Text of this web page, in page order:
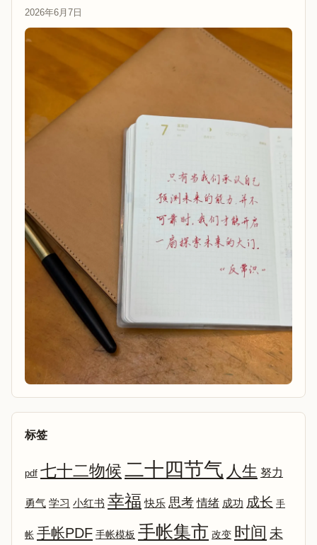
2026年6月7日
标签
pdf 七十二物候二十四节气 人生 努力
勇气 学习 小红书 幸福 快乐 思考 情绪 成功 成长 手
帐 手帐PDF 手帐模板 手帐集市 改变 时间 未